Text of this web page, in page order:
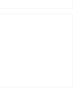
ή άλλο
του
αυτό.